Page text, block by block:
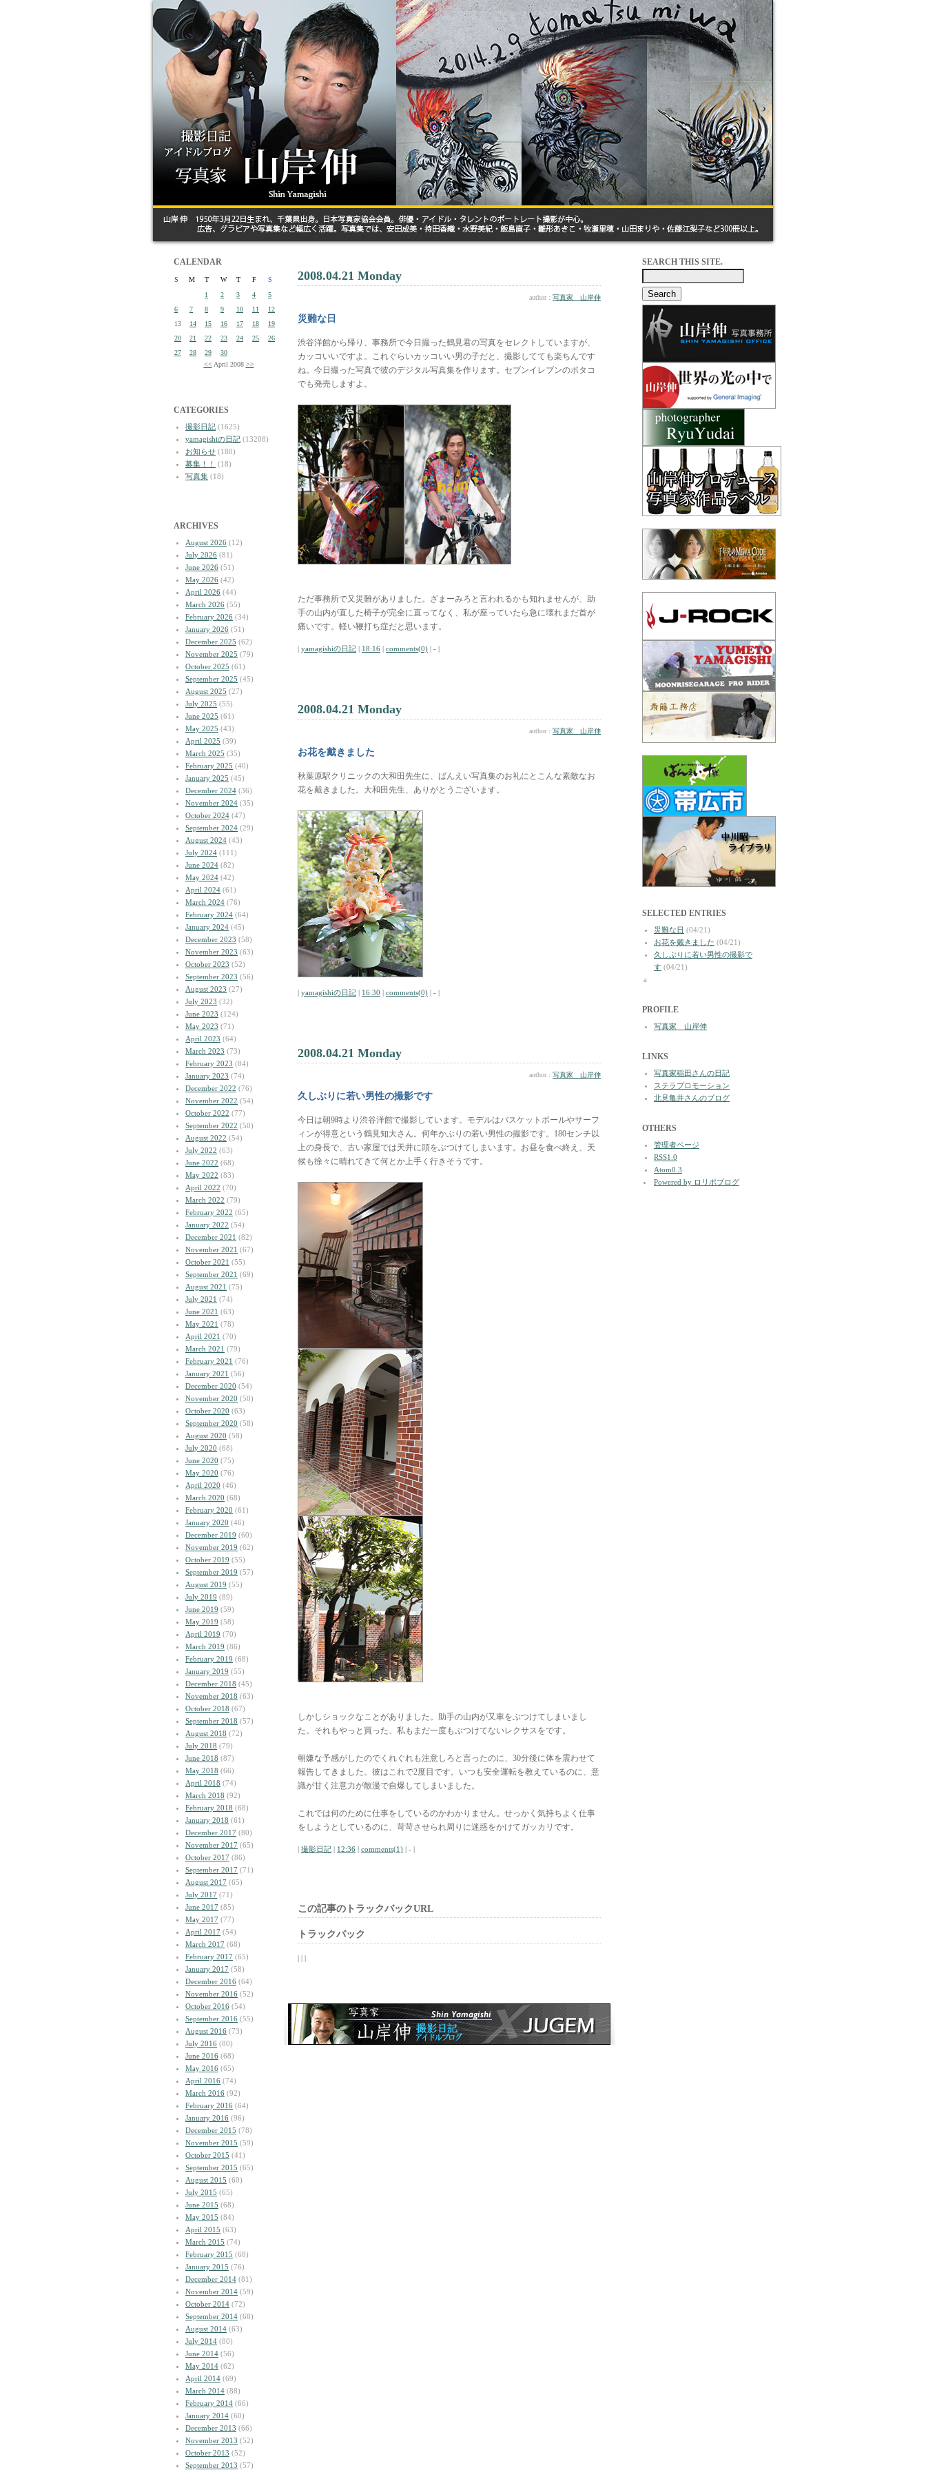
CALENDAR
S M T W T F
S
1
2 3 4
5
6
7 8 9 10 11
12
13
14 15 16 17 18
19
20
21 22 23 24 25
26
27
28 29
30
<< April 2008 >>
CATEGORIES
撮影日記 (1625)
yamagishiの日記 (13208)
お知らせ (180)
募集！！
(18)
写真集 (18)
ARCHIVES
August 2026 (12)
July 2026 (81)
June 2026 (51)
May 2026 (42)
April 2026 (44)
March 2026 (55)
February 2026 (34)
January 2026 (51)
December 2025 (62)
November 2025 (79)
October 2025 (61)
September 2025 (45)
August 2025 (27)
July 2025 (55)
June 2025 (61)
May 2025 (43)
April 2025 (39)
March 2025 (35)
February 2025 (40)
January 2025 (45)
December 2024 (36)
November 2024 (35)
October 2024 (47)
September 2024 (29)
August 2024 (43)
July 2024 (111)
June 2024 (82)
May 2024 (42)
April 2024 (61)
March 2024 (76)
February 2024 (64)
January 2024 (45)
December 2023 (58)
November 2023 (63)
October 2023 (52)
September 2023 (56)
August 2023 (27)
July 2023 (32)
June 2023 (124)
May 2023 (71)
April 2023 (64)
March 2023 (73)
February 2023 (84)
January 2023 (74)
December 2022 (76)
November 2022 (54)
October 2022 (77)
September 2022 (50)
August 2022 (54)
July 2022 (63)
June 2022 (68)
May 2022 (83)
April 2022 (70)
March 2022 (79)
February 2022 (65)
January 2022 (54)
December 2021 (82)
November 2021 (67)
October 2021 (55)
September 2021 (69)
August 2021 (75)
July 2021 (74)
June 2021 (63)
May 2021 (78)
April 2021 (70)
March 2021 (79)
February 2021 (76)
January 2021 (56)
December 2020 (54)
November 2020 (50)
October 2020 (63)
September 2020 (58)
August 2020 (58)
July 2020 (68)
June 2020 (75)
May 2020 (76)
April 2020 (46)
March 2020 (68)
February 2020 (61)
January 2020 (46)
December 2019 (60)
November 2019 (62)
October 2019 (55)
September 2019 (57)
August 2019 (55)
July 2019 (89)
June 2019 (59)
May 2019 (58)
April 2019 (70)
March 2019 (86)
February 2019 (68)
January 2019 (55)
December 2018 (45)
November 2018 (63)
October 2018 (67)
September 2018 (57)
August 2018 (72)
July 2018 (79)
June 2018 (87)
May 2018 (66)
April 2018 (74)
March 2018 (92)
February 2018 (68)
January 2018 (61)
December 2017 (80)
November 2017 (65)
October 2017 (86)
September 2017 (71)
August 2017 (65)
July 2017 (71)
June 2017 (85)
May 2017 (77)
April 2017 (54)
March 2017 (68)
February 2017 (65)
January 2017 (58)
December 2016 (64)
November 2016 (52)
October 2016 (54)
September 2016 (55)
August 2016 (73)
July 2016 (80)
June 2016 (68)
May 2016 (65)
April 2016 (74)
March 2016 (92)
February 2016 (64)
January 2016 (96)
December 2015 (78)
November 2015 (59)
October 2015 (41)
September 2015 (65)
August 2015 (60)
July 2015 (65)
June 2015 (68)
May 2015 (84)
April 2015 (63)
March 2015 (74)
February 2015 (68)
January 2015 (76)
December 2014 (81)
November 2014 (59)
October 2014 (72)
September 2014 (68)
August 2014 (63)
July 2014 (80)
June 2014 (56)
May 2014 (62)
April 2014 (69)
March 2014 (88)
February 2014 (66)
January 2014 (60)
December 2013 (66)
November 2013 (52)
October 2013 (52)
September 2013 (57)
2008.04.21 Monday
author : 写真家 山岸伸
災難な日
渋谷洋館から帰り、事務所で今日撮った鶴見君の写真をセレクトしていますが、
カッコいいですよ。これぐらいカッコいい男の子だと、撮影してても楽ちんです
ね。今日撮った写真で彼のデジタル写真集を作ります。セブンイレブンのポタコ
でも発売しますよ。
ただ事務所で又災難がありました。ざまーみろと言われるかも知れませんが、助
手の山内が直した椅子が完全に直ってなく、私が座っていたら急に壊れまだ首が
痛いです。軽い鞭打ち症だと思います。
| yamagishiの日記 | 18:16 | comments(0) | - |
2008.04.21 Monday
author : 写真家 山岸伸
お花を戴きました
秋葉原駅クリニックの大和田先生に、ばんえい写真集のお礼にとこんな素敵なお
花を戴きました。大和田先生、ありがとうございます。
| yamagishiの日記 | 16:30 | comments(0) | - |
2008.04.21 Monday
author : 写真家 山岸伸
久しぶりに若い男性の撮影です
今日は朝9時より渋谷洋館で撮影しています。モデルはバスケットボールやサーフ
ィンが得意という鶴見知大さん。何年かぶりの若い男性の撮影です。180センチ以
上の身長で、古い家屋では天井に頭をぶつけてしまいます。お昼を食べ終え、天
候も徐々に晴れてきて何とか上手く行きそうです。
しかしショックなことがありました。助手の山内が又車をぶつけてしまいまし
た。それもやっと買った、私もまだ一度もぶつけてないレクサスをです。
朝嫌な予感がしたのでくれぐれも注意しろと言ったのに、30分後に体を震わせて
報告してきました。彼はこれで2度目です。いつも安全運転を教えているのに、意
識が甘く注意力が散漫で自爆してしまいました。
これでは何のために仕事をしているのかわかりません。せっかく気持ちよく仕事
をしようとしているのに、苛苛させられ周りに迷惑をかけてガッカリです。
| 撮影日記 | 12:36 | comments(1) | - |
この記事のトラックバックURL
トラックバック
| | |
SEARCH THIS SITE.
SELECTED ENTRIES
災難な日 (04/21)
お花を戴きました (04/21)
久しぶりに若い男性の撮影で
す (04/21)
a
PROFILE
写真家 山岸伸
LINKS
写真家稲田さんの日記
ステラプロモーション
北見亀井さんのブログ
OTHERS
管理者ページ
RSS1.0
Atom0.3
Powered by ロリポブログ